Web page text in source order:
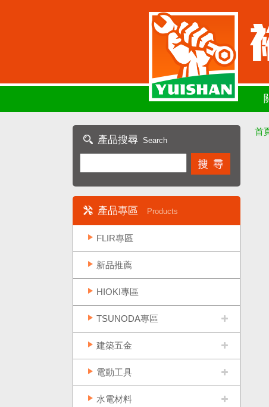
產品搜尋 Search
產品專區 Products
FLIR專區
新品推薦
HIOKI專區
TSUNODA專區
建築五金
電動工具
水電材料
首